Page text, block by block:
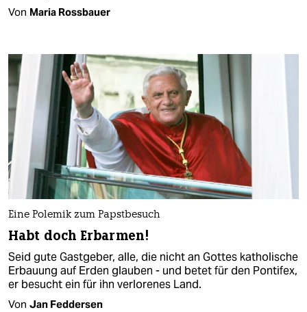
Von Maria Rossbauer
Eine Polemik zum Papstbesuch
Habt doch Erbarmen!
Seid gute Gastgeber, alle, die nicht an Gottes katholische
Erbauung auf Erden glauben - und betet für den Pontifex,
er besucht ein für ihn verlorenes Land.
Von Jan Feddersen